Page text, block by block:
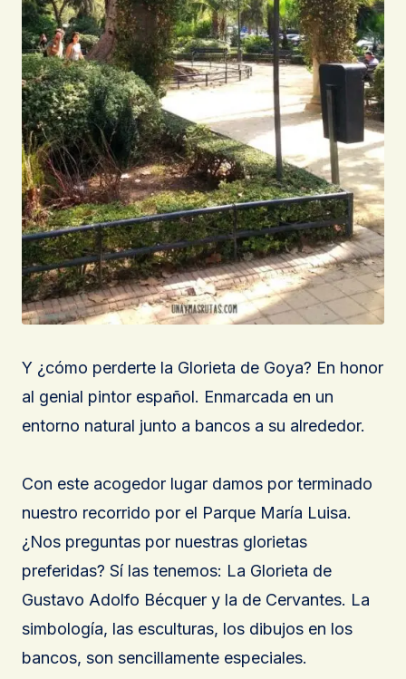
Y ¿cómo perderte la Glorieta de Goya? En honor
al genial pintor español. Enmarcada en un
entorno natural junto a bancos a su alrededor.
Con este acogedor lugar damos por terminado
nuestro recorrido por el Parque María Luisa.
¿Nos preguntas por nuestras glorietas
preferidas? Sí las tenemos: La Glorieta de
Gustavo Adolfo Bécquer y la de Cervantes. La
simbología, las esculturas, los dibujos en los
bancos, son sencillamente especiales.